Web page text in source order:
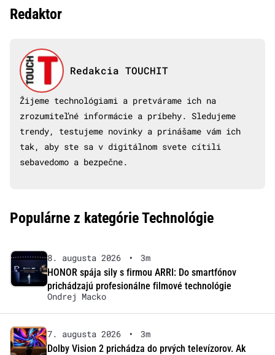
Redaktor
Redakcia TOUCHIT
Žijeme technológiami a pretvárame ich na
zrozumiteľné informácie a príbehy. Sledujeme
trendy, testujeme novinky a prinášame vám ich
tak, aby ste sa v digitálnom svete cítili
sebavedomo a bezpečne.
Populárne z kategórie Technológie
8. augusta 2026 •
3m
HONOR spája sily s firmou ARRI: Do smartfónov
prichádzajú profesionálne filmové technológie
Ondrej Macko
7. augusta 2026 •
3m
Dolby Vision 2 prichádza do prvých televízorov. Ak